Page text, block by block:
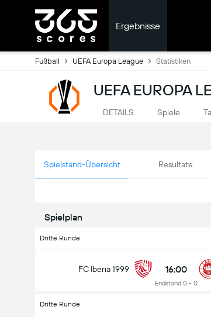
Ergebnisse
Fußball UEFA Europa League Statistiken
UEFA EUROPA
DETAILS Spiele
Spielstand-Übersicht Resultate
Spielplan
Dritte Runde
FC Iberia 1999 16:00
Endstand 0 - 0
Dritte Runde